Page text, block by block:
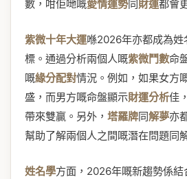
數，咁佢哋嘅愛情運勢同財運都會
紫微十年大運喺2026年亦都成為
標。通過分析兩個人嘅紫微鬥數命
嘅緣分配對情況。例如，如果女方
盛，而男方嘅命盤顯示財運分析佳
帶來雙贏。另外， 塔羅牌同解夢亦
幫助了解兩個人之間嘅潛在問題同
姓名學方面，2026年嘅新趨勢係結